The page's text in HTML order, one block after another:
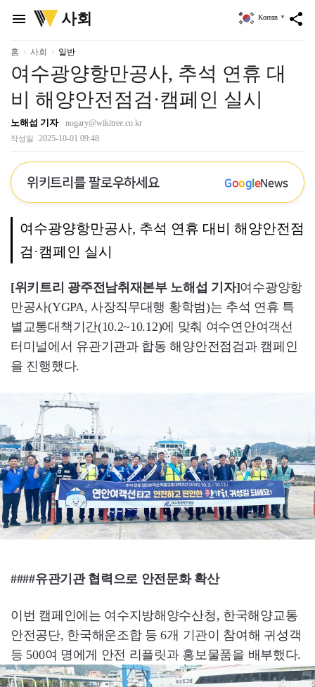
menu
위
키
리
사회 share
Korean ▼
홈 사회 일반
여수광양항만공사, 추석 연휴 대
비 해양안전점검·캠페인 실시
노해섭 기자 nogary@wikitree.co.kr
작성일 2025-10-01 09:48
위키트리를 팔로우하세요 GoogleNews
여수광양항만공사, 추석 연휴 대비 해양안전점
검·캠페인 실시
[위키트리 광주전남취재본부 노해섭 기자]여수광양항
만공사(YGPA, 사장직무대행 황학범)는 추석 연휴 특
별교통대책기간(10.2~10.12)에 맞춰 여수연안여객선
터미널에서 유관기관과 합동 해양안전점검과 캠페인
을 진행했다.
####유관기관 협력으로 안전문화 확산
이번 캠페인에는 여수지방해양수산청, 한국해양교통
안전공단, 한국해운조합 등 6개 기관이 참여해 귀성객
등 500여 명에게 안전 리플릿과 홍보물품을 배부했다.